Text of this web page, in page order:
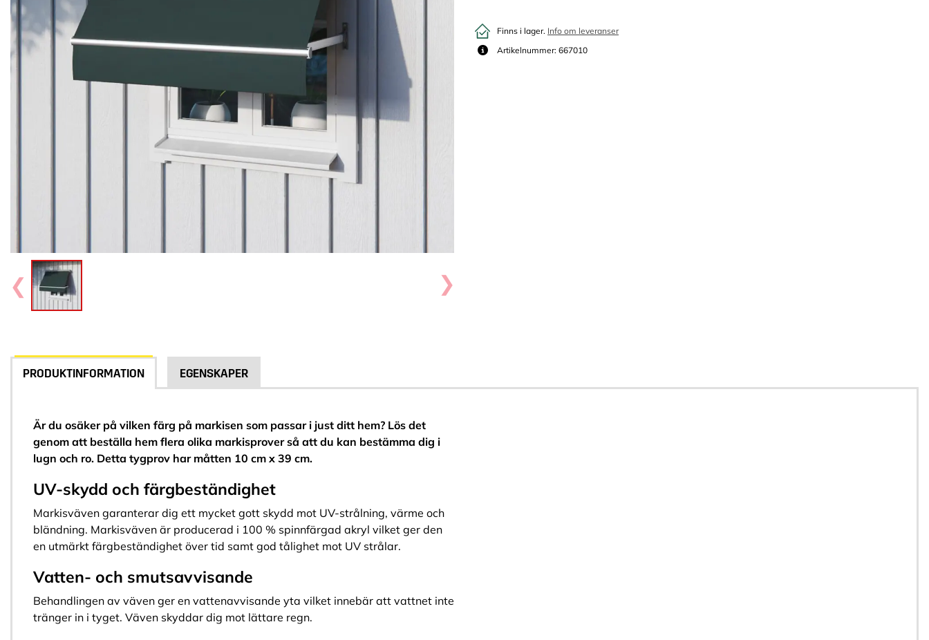
Finns i lager. Info om leveranser
Artikelnummer: 667010
PRODUKTINFORMATION EGENSKAPER
Är du osäker på vilken färg på markisen som passar i just ditt hem? Lös det
genom att beställa hem flera olika markisprover så att du kan bestämma dig i
lugn och ro. Detta tygprov har måtten 10 cm x 39 cm.
UV-skydd och färgbeständighet
Markisväven garanterar dig ett mycket gott skydd mot UV-strålning, värme och
bländning. Markisväven är producerad i 100 % spinnfärgad akryl vilket ger den
en utmärkt färgbeständighet över tid samt god tålighet mot UV strålar.
Vatten- och smutsavvisande
Behandlingen av väven ger en vattenavvisande yta vilket innebär att vattnet inte
tränger in i tyget. Väven skyddar dig mot lättare regn.